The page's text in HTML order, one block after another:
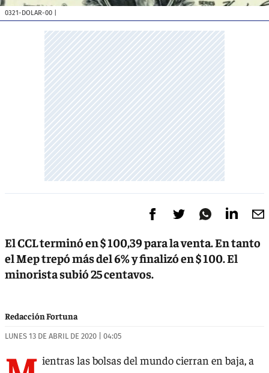
0321-DOLAR-00
El CCL terminó en $ 100,39 para la venta. En tanto
el Mep trepó más del 6% y finalizó en $ 100. El
minorista subió 25 centavos.
Redacción Fortuna
LUNES 13 DE ABRIL DE 2020 | 04:05
ientras las bolsas del mundo cierran en baja, a